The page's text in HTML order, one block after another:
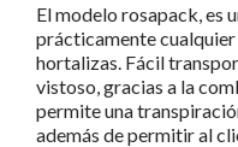
El modelo rosapack, es
prácticamente
hortalizas. Fácil
vistoso, gracias a la
permite una
además de permitir al